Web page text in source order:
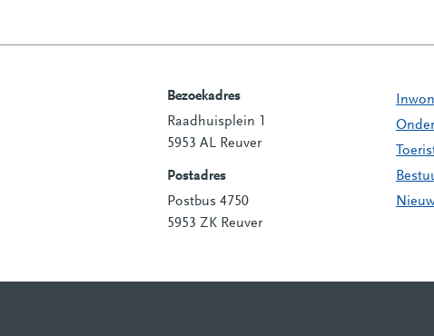
Contactinformatie
Bezoekadres
Raadhuisplein 1
5953 AL Reuver
Postadres
Postbus 4750
5953 ZK Reuver